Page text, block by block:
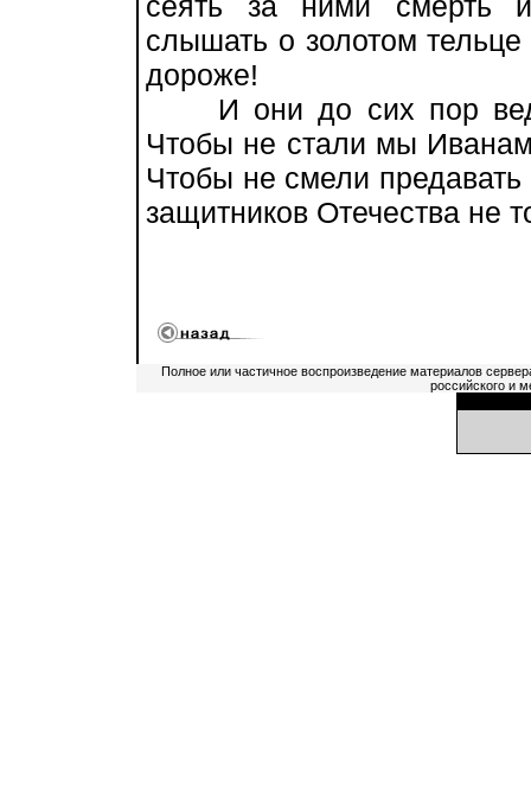
слышать о золотом
дороже!
И они до сих пор
Чтобы не стали мы
Чтобы не смели
защитников Отечества не
Полное или частичное воспроизведение материалов
российского и